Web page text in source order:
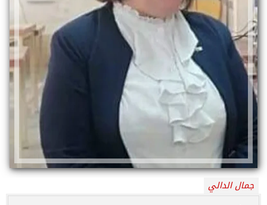
جمال الدالي